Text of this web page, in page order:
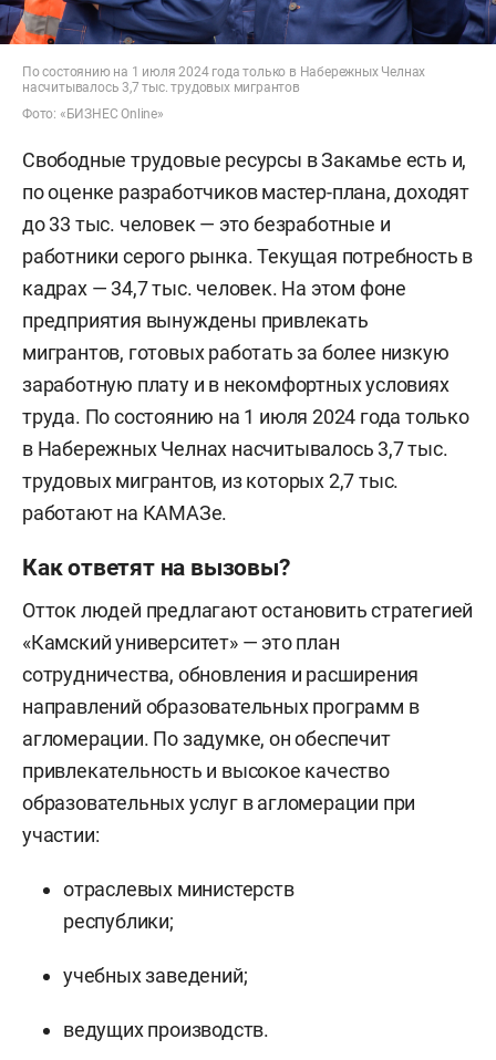
По состоянию на 1 июля 2024 года только в Набережных Челнах
насчитывалось 3,7 тыс. трудовых мигрантов
Фото: «БИЗНЕС Online»
Свободные трудовые ресурсы в Закамье есть и,
по оценке разработчиков мастер-плана, доходят
до 33 тыс. человек — это безработные и
работники серого рынка. Текущая потребность в
кадрах — 34,7 тыс. человек. На этом фоне
предприятия вынуждены привлекать
мигрантов, готовых работать за более низкую
заработную плату и в некомфортных условиях
труда. По состоянию на 1 июля 2024 года только
в Набережных Челнах насчитывалось 3,7 тыс.
трудовых мигрантов, из которых 2,7 тыс.
работают на КАМАЗе.
Как ответят на вызовы?
Отток людей предлагают остановить стратегией
«Камский университет» — это план
сотрудничества, обновления и расширения
направлений образовательных программ в
агломерации. По задумке, он обеспечит
привлекательность и высокое качество
образовательных услуг в агломерации при
участии:
отраслевых министерств
республики;
учебных заведений;
ведущих производств.